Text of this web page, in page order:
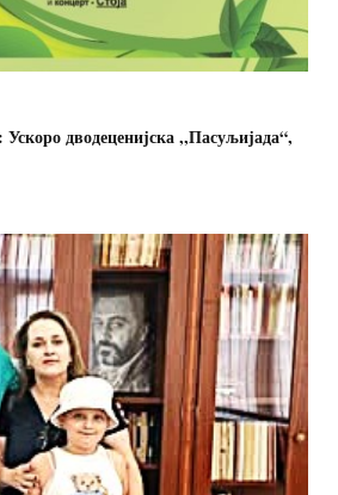
дводеценијска ,,Пасуљијада“,